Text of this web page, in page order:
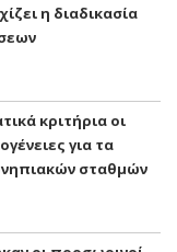
η διαδικασία
κριτήρια οι
για τα
σταθμών